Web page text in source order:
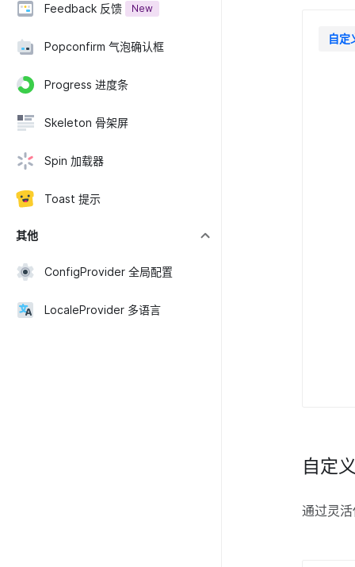
Feedback 反馈 New
Popconfirm 气泡确认框
Progress 进度条
Skeleton 骨架屏
Spin 加载器
Toast 提示
其他
ConfigProvider 全局配置
LocaleProvider 多语言
自定
自定
通过灵